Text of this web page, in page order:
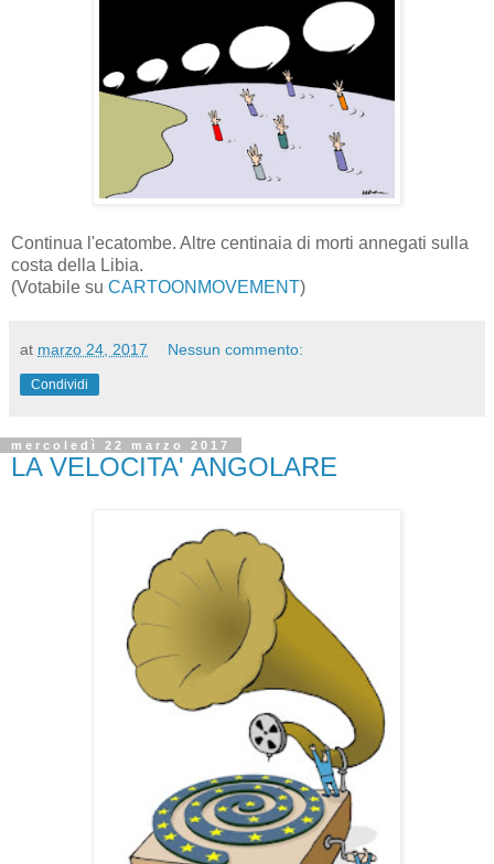
Continua l'ecatombe. Altre centinaia di morti annegati sulla
costa della Libia.
(Votabile su CARTOONMOVEMENT)
at marzo 24, 2017 Nessun commento:
Condividi
mercoledì 22 marzo 2017
LA VELOCITA' ANGOLARE